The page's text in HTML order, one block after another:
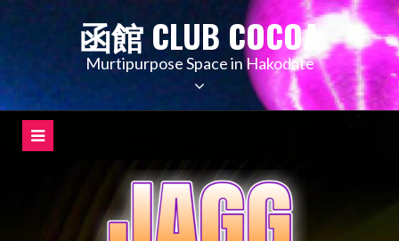
ツ
函館 CLUB COCOA
Murtipurpose Space in Hakodate